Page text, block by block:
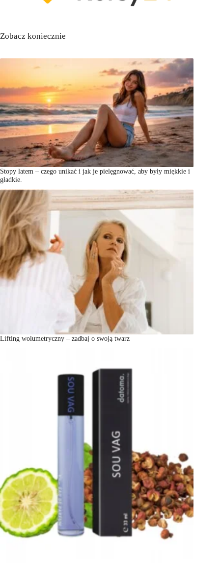
Zobacz koniecznie
Stopy latem – czego unikać i jak je pielęgnować, aby były miękkie i
gładkie.
Lifting wolumetryczny – zadbaj o swoją twarz